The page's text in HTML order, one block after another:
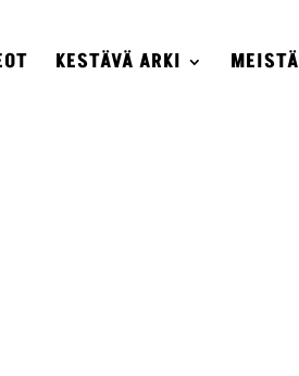
KESTÄVÄ ARKI MEISTÄ